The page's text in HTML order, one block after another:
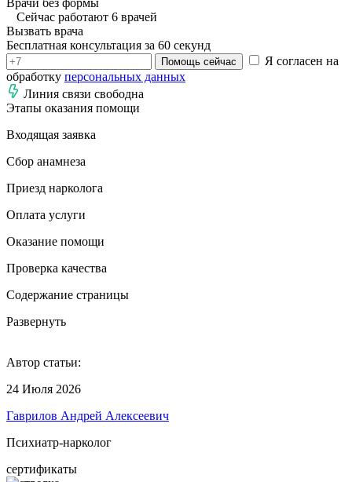
Сейчас работают 6 врачей
Вызвать врача
Бесплатная консультация за 60 секунд
Помощь сейчас
Я согласен на
обработку персональных данных
Линия связи свободна
Этапы оказания помощи
Входящая заявка
Сбор анамнеза
Приезд нарколога
Оплата услуги
Оказание помощи
Проверка качества
Содержание страницы
Развернуть
Автор статьи:
24 Июля 2026
Гаврилов Андрей Алексеевич
Психиатр-нарколог
сертификаты